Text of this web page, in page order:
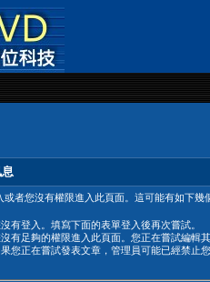
或者您沒有權限進入此頁面。這可能有如下幾
有登入。填寫下面的表單登入後再次嘗試。
有足夠的權限進入此頁面。您正在嘗試編輯
您正在嘗試發表文章，管理員可能已經禁止